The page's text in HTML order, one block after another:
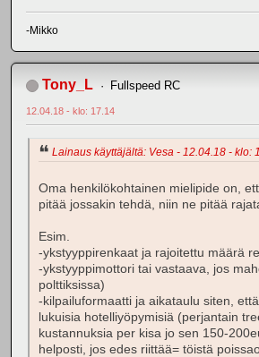
-Mikko
Tony_L Fullspeed RC
12.04.18 - klo: 17.14
Lainaus käyttäjältä: Vesa - 12.04.18 - klo:
Oma henkilökohtainen mielipide on,
pitää jossakin tehdä, niin ne pitää
Esim.
-ykstyyppirenkaat ja rajoitettu määrä
-ykstyyppimottori tai vastaava, jos
polttiksissa)
-kilpailuformaatti ja aikataulu siten,
lukuisia hotelliyöpymisiä (perjantain
kustannuksia per kisa jo sen 150-
helposti, jos edes riittää= töistä